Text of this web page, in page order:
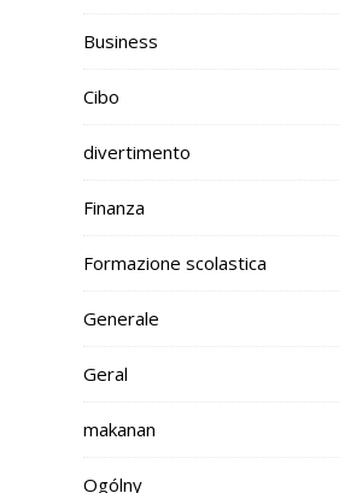
Business
Cibo
divertimento
Finanza
Formazione scolastica
Generale
Geral
makanan
Ogólny